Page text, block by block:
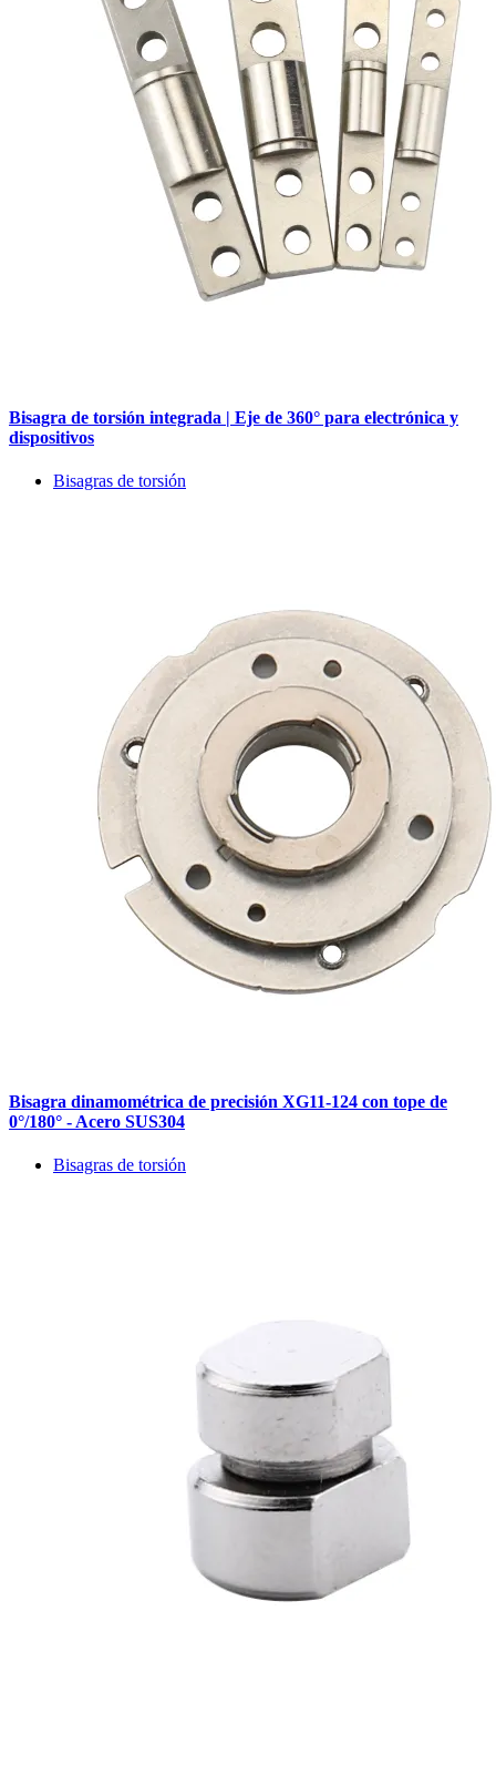
Bisagra de torsión integrada | Eje de 360° para electrónica y
dispositivos
Bisagras de torsión
Bisagra dinamométrica de precisión XG11-124 con tope de
0°/180° - Acero SUS304
Bisagras de torsión